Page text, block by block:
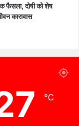
फैसला, दोषी को शेष
कारावास
℃